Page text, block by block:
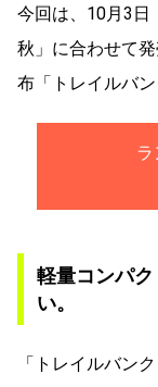
今回は、10月3日
秋」に合わせて
布「トレイルバン
軽量コンパ
い。
「トレイルバン